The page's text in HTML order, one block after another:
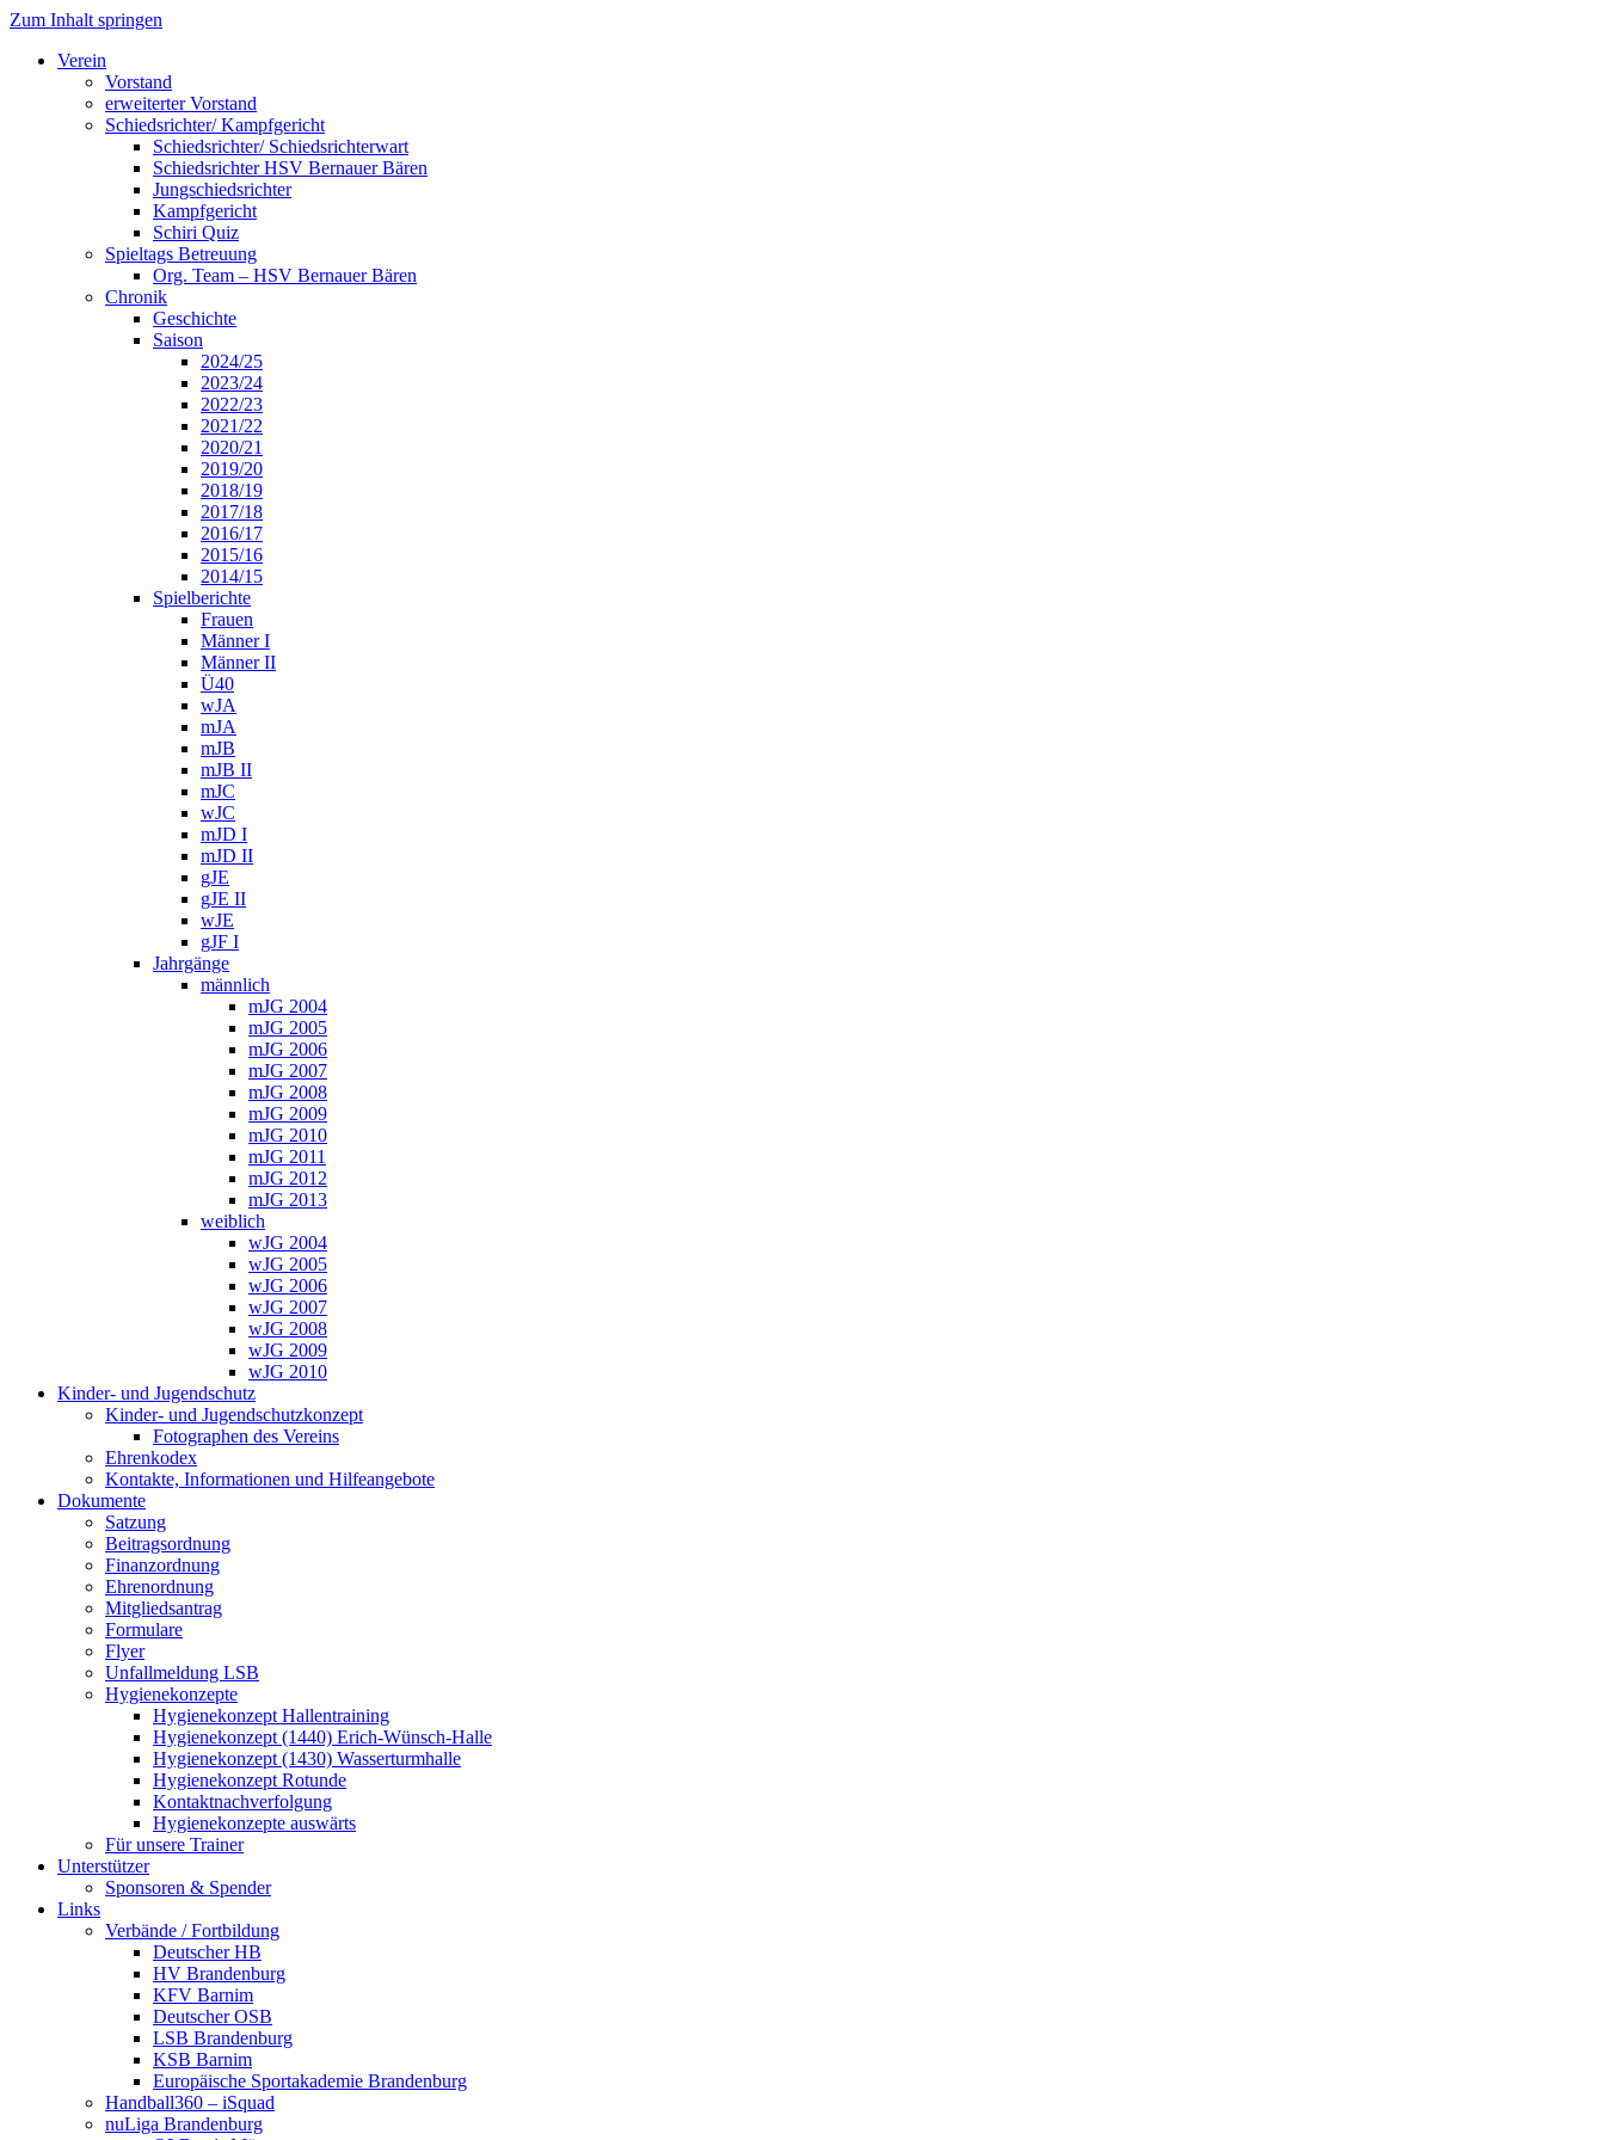
Zum Inhalt springen
Verein
Vorstand
erweiterter Vorstand
Schiedsrichter/ Kampfgericht
Schiedsrichter/ Schiedsrichterwart
Schiedsrichter HSV Bernauer Bären
Jungschiedsrichter
Kampfgericht
Schiri Quiz
Spieltags Betreuung
Org. Team – HSV Bernauer Bären
Chronik
Geschichte
Saison
2024/25
2023/24
2022/23
2021/22
2020/21
2019/20
2018/19
2017/18
2016/17
2015/16
2014/15
Spielberichte
Frauen
Männer I
Männer II
Ü40
wJA
mJA
mJB
mJB II
mJC
wJC
mJD I
mJD II
gJE
gJE II
wJE
gJF I
Jahrgänge
männlich
mJG 2004
mJG 2005
mJG 2006
mJG 2007
mJG 2008
mJG 2009
mJG 2010
mJG 2011
mJG 2012
mJG 2013
weiblich
wJG 2004
wJG 2005
wJG 2006
wJG 2007
wJG 2008
wJG 2009
wJG 2010
Kinder- und Jugendschutz
Kinder- und Jugendschutzkonzept
Fotographen des Vereins
Ehrenkodex
Kontakte, Informationen und Hilfeangebote
Dokumente
Satzung
Beitragsordnung
Finanzordnung
Ehrenordnung
Mitgliedsantrag
Formulare
Flyer
Unfallmeldung LSB
Hygienekonzepte
Hygienekonzept Hallentraining
Hygienekonzept (1440) Erich-Wünsch-Halle
Hygienekonzept (1430) Wasserturmhalle
Hygienekonzept Rotunde
Kontaktnachverfolgung
Hygienekonzepte auswärts
Für unsere Trainer
Unterstützer
Sponsoren & Spender
Links
Verbände / Fortbildung
Deutscher HB
HV Brandenburg
KFV Barnim
Deutscher OSB
LSB Brandenburg
KSB Barnim
Europäische Sportakademie Brandenburg
Handball360 – iSquad
nuLiga Brandenburg